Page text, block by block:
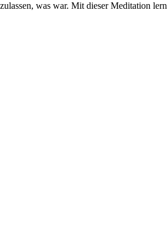
was war. Mit dieser Meditation